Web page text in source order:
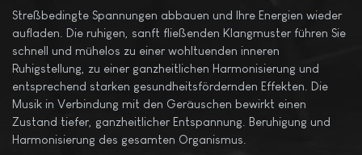
Streßbedingte Spannungen abbauen und Ihre Energien wieder
aufladen. Die ruhigen, sanft fließenden Klangmuster führen Sie
schnell und mühelos zu einer wohltuenden inneren
Ruhigstellung, zu einer ganzheitlichen Harmonisierung und
entsprechend starken gesundheitsfördernden Effekten. Die
Musik in Verbindung mit den Geräuschen bewirkt einen
Zustand tiefer, ganzheitlicher Entspannung. Beruhigung und
Harmonisierung des gesamten Organismus.